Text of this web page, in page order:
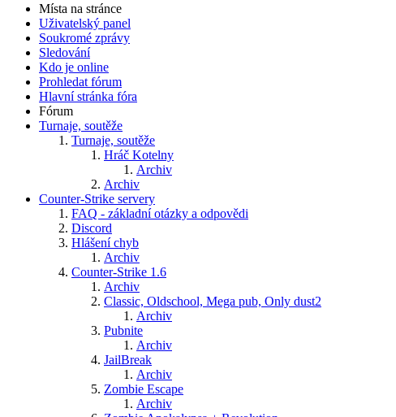
Místa na stránce
Uživatelský panel
Soukromé zprávy
Sledování
Kdo je online
Prohledat fórum
Hlavní stránka fóra
Fórum
Turnaje, soutěže
Turnaje, soutěže
Hráč Kotelny
Archiv
Archiv
Counter-Strike servery
FAQ - základní otázky a odpovědi
Discord
Hlášení chyb
Archiv
Counter-Strike 1.6
Archiv
Classic, Oldschool, Mega pub, Only dust2
Archiv
Pubnite
Archiv
JailBreak
Archiv
Zombie Escape
Archiv